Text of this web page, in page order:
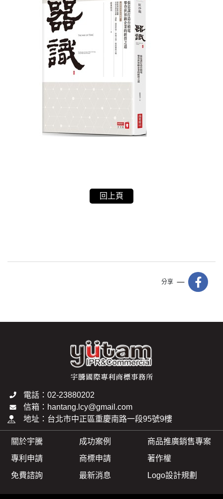
回上頁
分享
電話：02-23880202
信箱：hantang.lcy@gmail.com
地址：台北市中正區重慶南路一段95號9樓
關於宇騰 成功案例
商品推廣銷售專案
專利申請
商標申請
著作權
免費諮詢
最新消息 Logo設計規劃